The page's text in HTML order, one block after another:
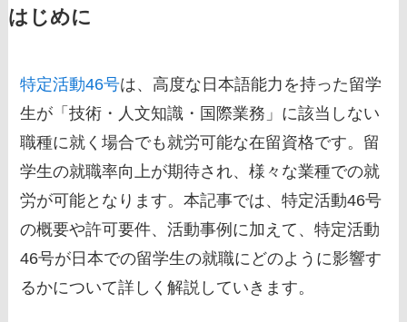
はじめに
特定活動46号は、高度な日本語能力を持った留学
生が「技術・人文知識・国際業務」に該当しない
職種に就く場合でも就労可能な在留資格です。留
学生の就職率向上が期待され、様々な業種での就
労が可能となります。本記事では、特定活動46号
の概要や許可要件、活動事例に加えて、特定活動
46号が日本での留学生の就職にどのように影響す
るかについて詳しく解説していきます。